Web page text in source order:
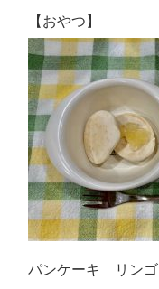
【おやつ】
パンケーキ リンゴ